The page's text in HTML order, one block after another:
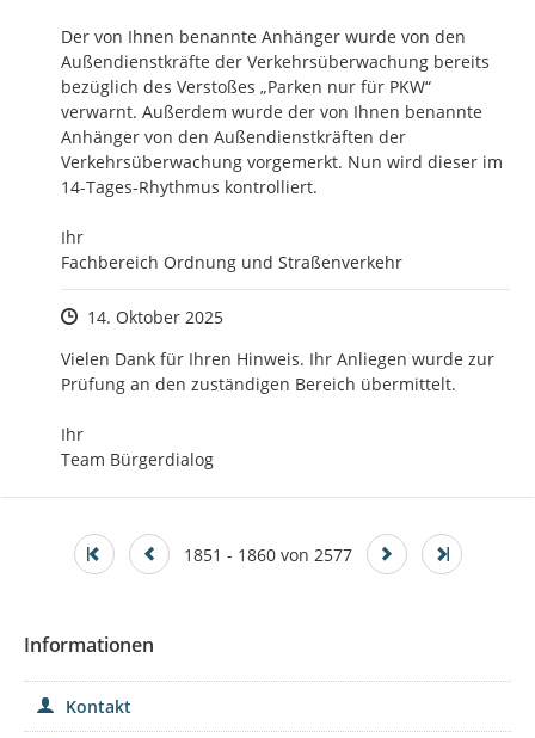
Der von Ihnen benannte Anhänger wurde von den
Außendienstkräfte der Verkehrsüberwachung bereits
bezüglich des Verstoßes „Parken nur für PKW“
verwarnt. Außerdem wurde der von Ihnen benannte
Anhänger von den Außendienstkräften der
Verkehrsüberwachung vorgemerkt. Nun wird dieser im
14-Tages-Rhythmus kontrolliert.
Ihr
Fachbereich Ordnung und Straßenverkehr
Zeitpunkt des Erstellens
14. Oktober 2025
Vielen Dank für Ihren Hinweis. Ihr Anliegen wurde zur
Prüfung an den zuständigen Bereich übermittelt.
Ihr
Team Bürgerdialog
1851 - 1860 von 2577
Informationen
Kontakt